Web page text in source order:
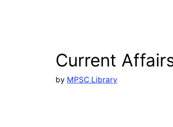
k
Current
by MPSC Library